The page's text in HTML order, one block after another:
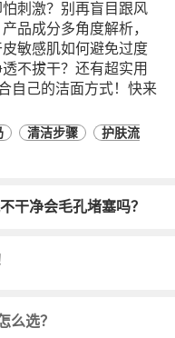
刺激？别再盲目跟风
品成分多角度解析，
敏感肌如何避免过度
不拔干？还有超实用
自己的洁面方式！快来
清洁步骤
护肤流
干净会毛孔堵塞吗？
么选？